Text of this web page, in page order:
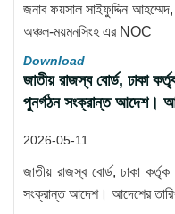
জনাব ফয়সাল সাইফুদ্দিন
অঞ্চল-ময়মনসিংহ এর NOC
Download
জাতীয় রাজস্ব বোর্ড, ঢাকা
পুনর্গঠন সংক্রান্ত আদেশ।
2026-05-11
জাতীয় রাজস্ব বোর্ড, ঢাকা
সংক্রান্ত আদেশ। আদেশের